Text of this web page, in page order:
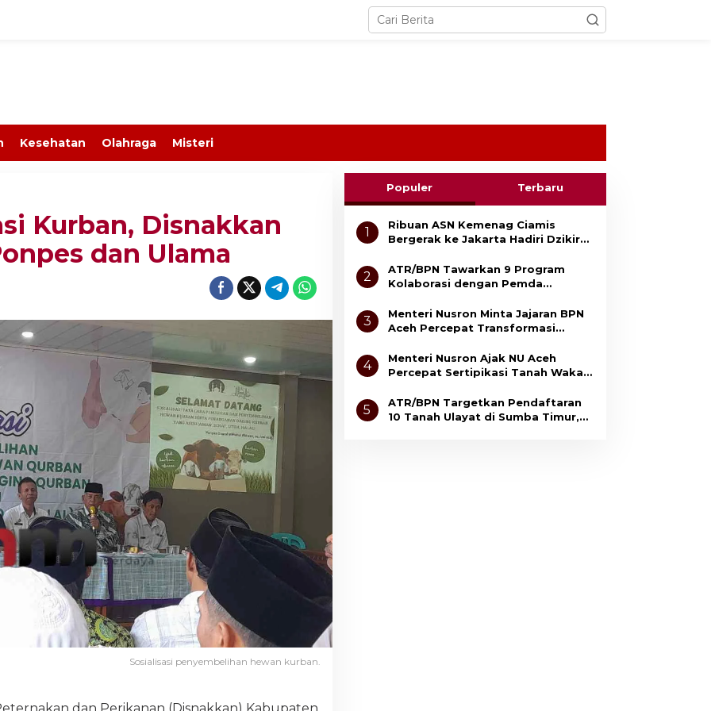
Kesehatan Olahraga Misteri
Kurban, Disnakkan
dan Ulama
Sosialisasi penyembelihan hewan kurban.
Populer Terbaru
1
Ribuan ASN Kemenag Ciamis
Bergerak ke Jakarta Hadiri Dzikir
2
ATR/BPN Tawarkan 9 Program
Kolaborasi dengan Pemda
Pertanahan
3
Menteri Nusron Minta Jajaran BPN
Aceh Percepat Transformasi
Kepuasan Masyarakat
4
Menteri Nusron Ajak NU Aceh
Percepat Sertipikasi Tanah Wakaf
5
ATR/BPN Targetkan Pendaftaran
10 Tanah Ulayat di Sumba Timur,